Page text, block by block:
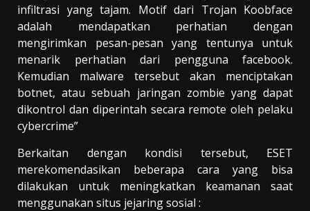
infiltrasi yang tajam. Motif dari Trojan Koobface
adalah mendapatkan perhatian dengan
mengirimkan pesan-pesan yang tentunya untuk
menarik perhatian dari pengguna facebook.
Kemudian malware tersebut akan menciptakan
botnet, atau sebuah jaringan zombie yang dapat
dikontrol dan diperintah secara remote oleh pelaku
cybercrime”
Berkaitan dengan kondisi tersebut, ESET
merekomendasikan beberapa cara yang bisa
dilakukan untuk meningkatkan keamanan saat
menggunakan situs jejaring sosial :